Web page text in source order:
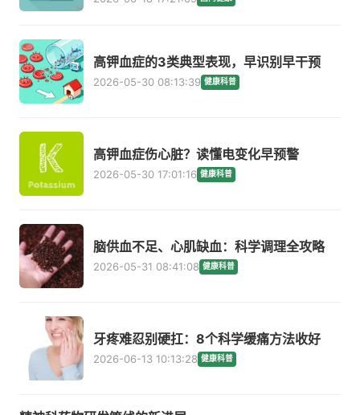
高钾血症的3类典型表现，早识别早干预
2026-05-30 08:13:39 健康科普
高钾血症伤心脏？读懂电变化早预警
2026-05-30 17:01:16 健康科普
脑供血不足、心肌缺血：科学调理全攻略
2026-05-31 08:41:08 健康科普
牙疼难忍别硬扛：8个科学缓痛方法收好
2026-06-13 10:13:28 健康科普